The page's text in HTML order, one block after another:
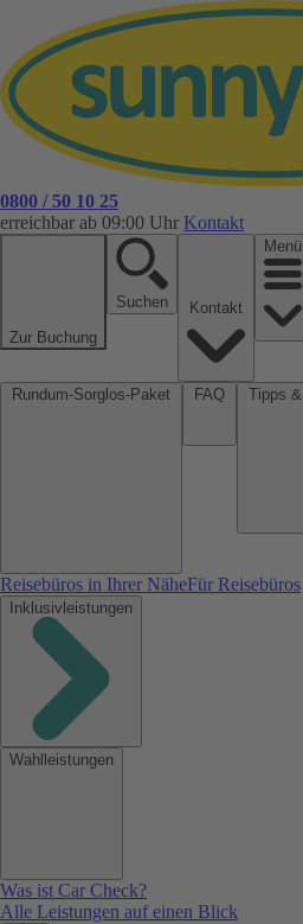
0800 / 50 10 25
erreichbar ab 09:00 Uhr Kontakt
Zur Buchung
Suchen
Menü
Reisebüros in Ihrer NäheFür Reisebüros
Inklusivleistungen
Wahlleistungen
Was ist Car Check?
Alle Leistungen auf einen Blick